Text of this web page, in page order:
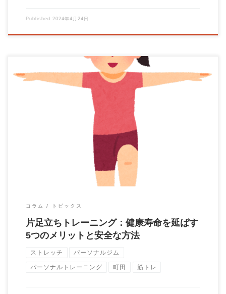
Published 2024年4月24日
東京都町田市の健康増進パーソナルトレーニングジムBrain代表
の大石です。 本日は片足立ちと健康寿命 […]
コラム トピックス
片足立ちトレーニング：健康寿命を延ばす
5つのメリットと安全な方法
ストレッチ パーソナルジム
パーソナルトレーニング 町田 筋トレ